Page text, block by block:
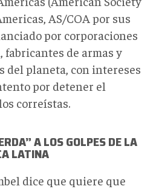
AS/COA por sus
por corporaciones
fabricantes de armas y
del planeta, con intereses
por detener el
correístas.
A LOS GOLPES DE LA
LATINA
dice que quiere que